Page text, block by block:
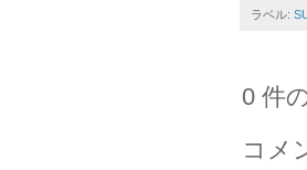
ラベル:
0 件
コメ